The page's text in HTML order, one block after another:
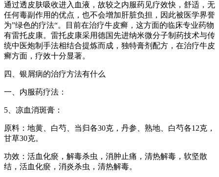
通过透皮肤吸收进入血液，故较之内服药见疗效快，舒适，无
任何毒副作用的优点，也不会增加肝脏负担，因此被医学界誉
为”绿色的疗法“。目前在治疗牛皮癣，这方面的临床专业药物
有雷托皮康。雷托皮康采用德国先进纳米微分子制药技术与传
统中医炮制手法相结合提炼而成，独特膏剂配方，在治疗牛皮
癣方面，疗效十分显著。
四、银屑病的治疗方法有什么
一、内服药疗法：
5、凉血消斑膏：
原料：地黄、白芍、当归各30克，丹参、熟地、白芍各12克，
甘草30克。
功效：活血化瘀，解毒杀虫，消肿止痛，清热解毒，软坚散
结，活血化瘀，消炎杀虫，清热解毒。